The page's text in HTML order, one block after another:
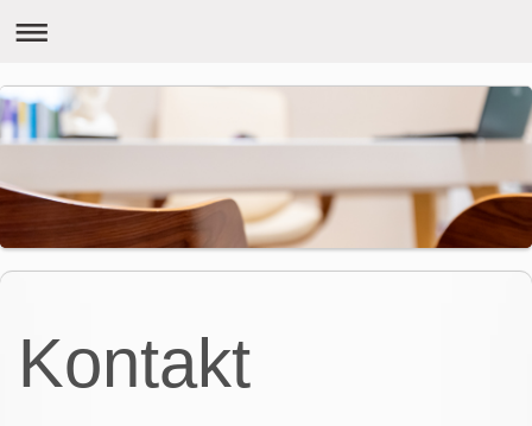
Kontakt